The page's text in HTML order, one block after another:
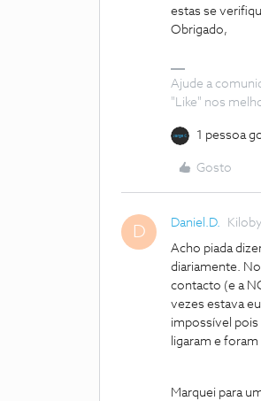
estas se
Obrigado,
Ajude a
"Like" nos
1 pessoa
Gosto
D Daniel.D.
Acho piada
diariamente.
contacto (e a
vezes estava
impossível pois
ligaram e
Marquei para